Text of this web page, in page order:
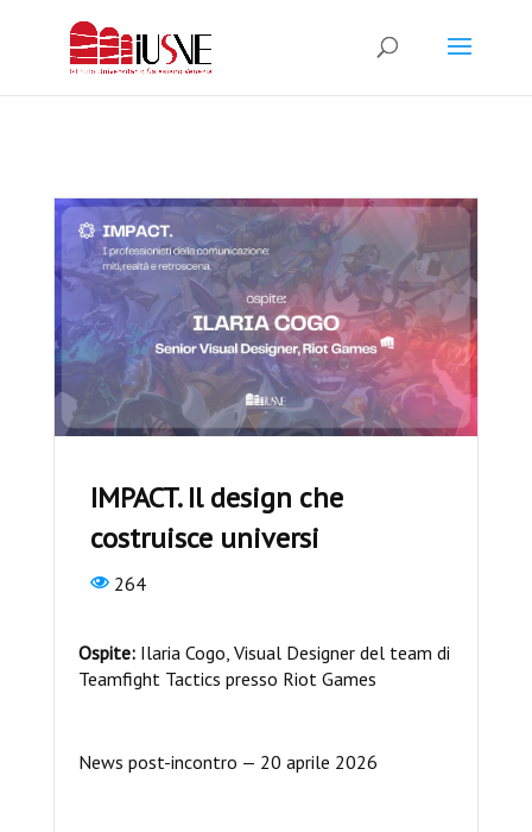
IMPACT. Il design che
costruisce universi
264
Ospite:Ilaria Cogo, Visual Designer del team di
Teamfight Tactics presso Riot Games
News post-incontro — 20 aprile 2026